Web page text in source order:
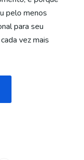
pelo menos
para seu
vez mais